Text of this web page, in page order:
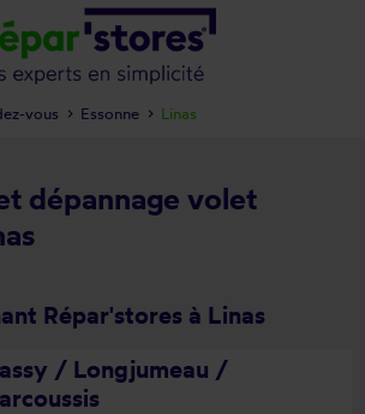
dépannage volet
Répar'stores à Linas
/ Longjumeau /
vous Essonne Linas